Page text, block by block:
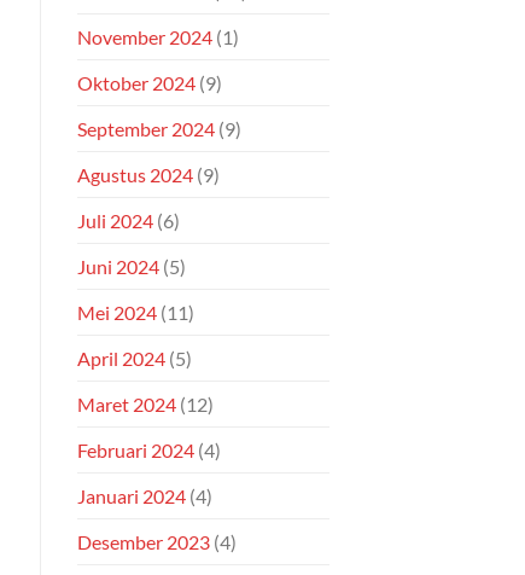
November 2024 (1)
Oktober 2024 (9)
September 2024 (9)
Agustus 2024 (9)
Juli 2024 (6)
Juni 2024 (5)
Mei 2024 (11)
April 2024 (5)
Maret 2024 (12)
Februari 2024 (4)
Januari 2024 (4)
Desember 2023 (4)